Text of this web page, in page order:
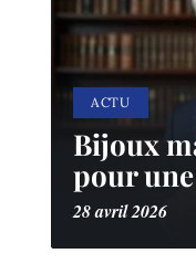
ACTU
Bijoux
pour
28 avril 2026